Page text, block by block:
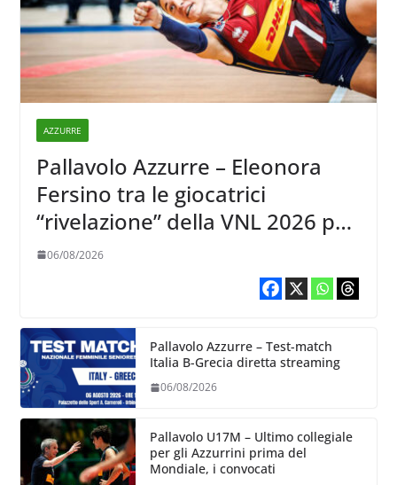
AZZURRE
Pallavolo Azzurre – Eleonora
Fersino tra le giocatrici
“rivelazione” della VNL 2026 per
Volleyball World
06/08/2026
Pallavolo Azzurre – Test-match
Italia B-Grecia diretta streaming
06/08/2026
Pallavolo U17M – Ultimo collegiale
per gli Azzurrini prima del
Mondiale, i convocati